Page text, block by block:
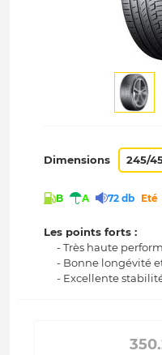
Dimensions 245/
B A 72 db Eté
Les points forts :
- Très haute
- Bonne longévité
- Excellente